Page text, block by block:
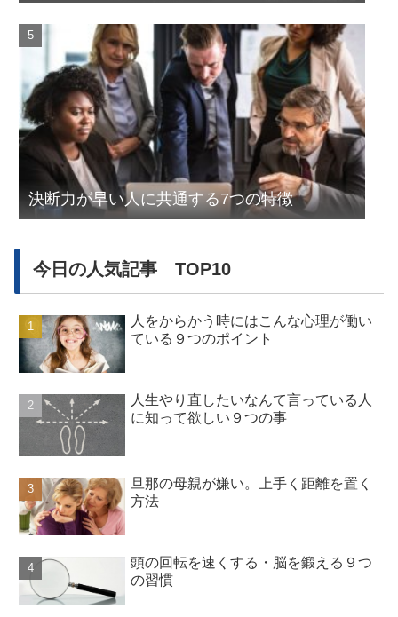
決断力が早い人に共通する7つの特徴
今日の人気記事 TOP10
人をからかう時にはこんな心理が働い
ている９つのポイント
人生やり直したいなんて言っている人
に知って欲しい９つの事
旦那の母親が嫌い。上手く距離を置く
方法
頭の回転を速くする・脳を鍛える９つ
の習慣